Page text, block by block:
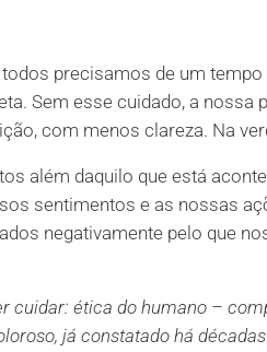
precisamos de um tempo
Sem esse cuidado, a nossa
com menos clareza. Na
além daquilo que está
sentimentos e as nossas
negativamente pelo que
cuidar: ética do humano –
já constatado há